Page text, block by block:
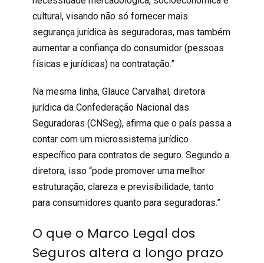
cultural, visando não só fornecer mais
segurança jurídica às seguradoras, mas também
aumentar a confiança do consumidor (pessoas
físicas e jurídicas) na contratação.”
Na mesma linha, Glauce Carvalhal, diretora
jurídica da Confederação Nacional das
Seguradoras (CNSeg), afirma que o país passa a
contar com um microssistema jurídico
específico para contratos de seguro. Segundo a
diretora, isso “pode promover uma melhor
estruturação, clareza e previsibilidade, tanto
para consumidores quanto para seguradoras.”
O que o Marco Legal dos
Seguros altera a longo prazo